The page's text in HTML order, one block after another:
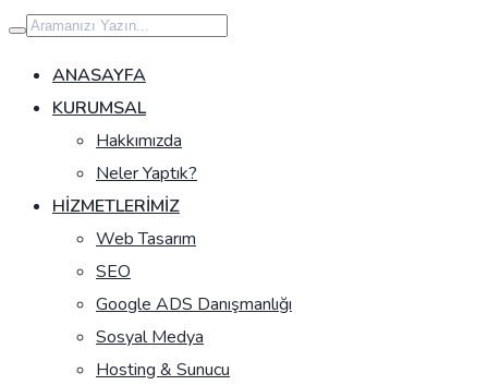
İçeriğe
geç
ANASAYFA
KURUMSAL
Hakkımızda
Neler Yaptık?
HIZMETLERIMIZ
Web Tasarım
SEO
Google ADS Danışmanlığı
Sosyal Medya
Hosting & Sunucu